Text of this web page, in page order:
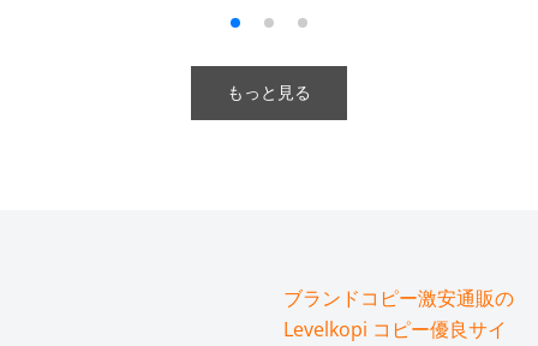
もっと見る
ブランドコピー激安通販の
Levelkopi コピー優良サイ